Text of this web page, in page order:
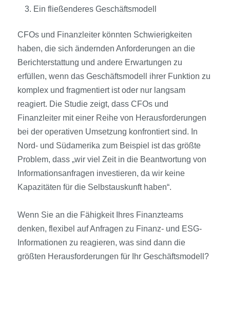
Ein fließenderes Geschäftsmodell
CFOs und Finanzleiter könnten Schwierigkeiten
haben, die sich ändernden Anforderungen an die
Berichterstattung und andere Erwartungen zu
erfüllen, wenn das Geschäftsmodell ihrer Funktion zu
komplex und fragmentiert ist oder nur langsam
reagiert. Die Studie zeigt, dass CFOs und
Finanzleiter mit einer Reihe von Herausforderungen
bei der operativen Umsetzung konfrontiert sind. In
Nord- und Südamerika zum Beispiel ist das größte
Problem, dass „wir viel Zeit in die Beantwortung von
Informationsanfragen investieren, da wir keine
Kapazitäten für die Selbstauskunft haben“.
Wenn Sie an die Fähigkeit Ihres Finanzteams
denken, flexibel auf Anfragen zu Finanz- und ESG-
Informationen zu reagieren, was sind dann die
größten Herausforderungen für Ihr Geschäftsmodell?